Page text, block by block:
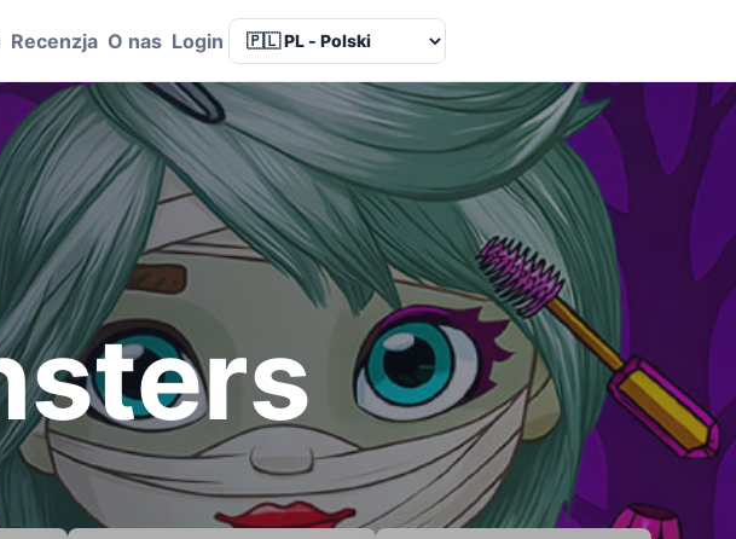
Recenzja O nas Login Language